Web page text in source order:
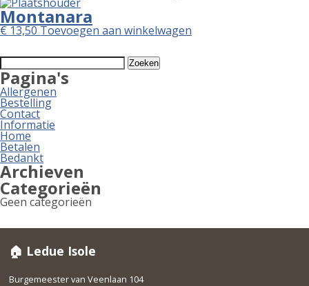
Montanara
€13,50Toevoegen aan winkelwagen
Zoeken
naar:
Pagina's
Allergenen
Bestelling
Contact
Informatie
Home
Betalen
Bedankt
Archieven
Categorieën
Geen categorieën
🏠 Ledue Isole
Burgemeester van Veenlaan 104